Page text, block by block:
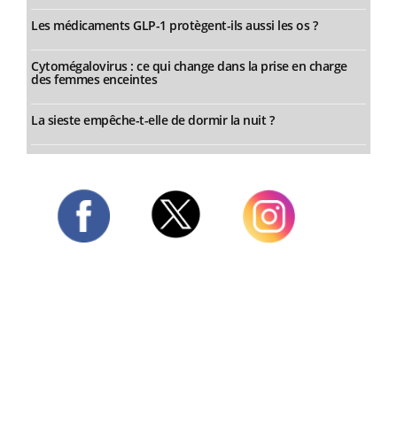
Les médicaments GLP-1 protègent-ils aussi les os ?
Cytomégalovirus : ce qui change dans la prise en charge
des femmes enceintes
La sieste empêche-t-elle de dormir la nuit ?